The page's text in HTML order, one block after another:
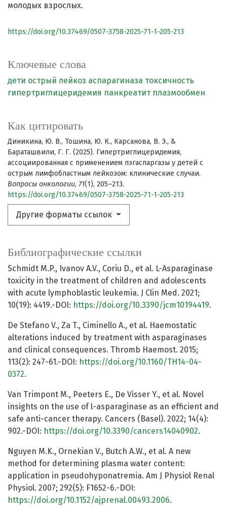
Ключевые слова
дети острый лейкоз аспарагиназа токсичность
гипертриглицеридемия панкреатит плазмообмен
Как цитировать
Диникина, Ю. В., Тошина, Ю. К., Карсанова, В. Э., &
Бараташвили, Г. Г. (2025). Гипертриглицеридемия,
ассоциированная с применением пэгаспаргазы у детей с
острым лимфобластным лейкозом: клинические случаи.
Вопросы онкологии, 71(1), 205–213.
https://doi.org/10.37469/0507-3758-2025-71-1-205-213
Другие форматы ссылок
молодых взрослых.
https://doi.org/10.37469/0507-3758-2025-71-1-205-213
Библиографические ссылки
Schmidt M.P., Ivanov A.V., Coriu D., et al. L-Asparaginase
toxicity in the treatment of children and adolescents
with acute lymphoblastic leukemia. J Clin Med. 2021;
10(19): 4419.-DOI: https://doi.org/10.3390/jcm10194419.
De Stefano V., Za T., Ciminello А., et al. Haemostatic
alterations induced by treatment with asparaginases
and clinical consequences. Thromb Haemost. 2015;
113(2): 247-61.-DOI: https://doi.org/10.1160/TH14-04-
0372.
Van Trimpont M., Peeters E., De Visser Y., et al. Novel
insights on the use of l-asparaginase as an efficient and
safe anti-cancer therapy. Cancers (Basel). 2022; 14(4):
902.-DOI: https://doi.org/10.3390/cancers14040902.
Nguyen M.K., Ornekian V., Butch A.W., et al. A new
method for determining plasma water content:
application in pseudohyponatremia. Am J Physiol Renal
Physiol. 2007; 292(5): F1652-6.-DOI:
https://doi.org/10.1152/ajprenal.00493.2006.